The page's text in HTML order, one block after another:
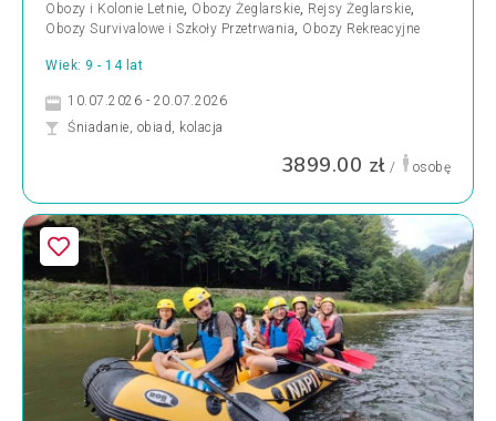
Obozy i Kolonie Letnie, Obozy Żeglarskie, Rejsy Żeglarskie,
Obozy Survivalowe i Szkoły Przetrwania, Obozy Rekreacyjne
Wiek: 9 - 14 lat
10.07.2026 - 20.07.2026
Śniadanie, obiad, kolacja
3899.00 zł / osobę